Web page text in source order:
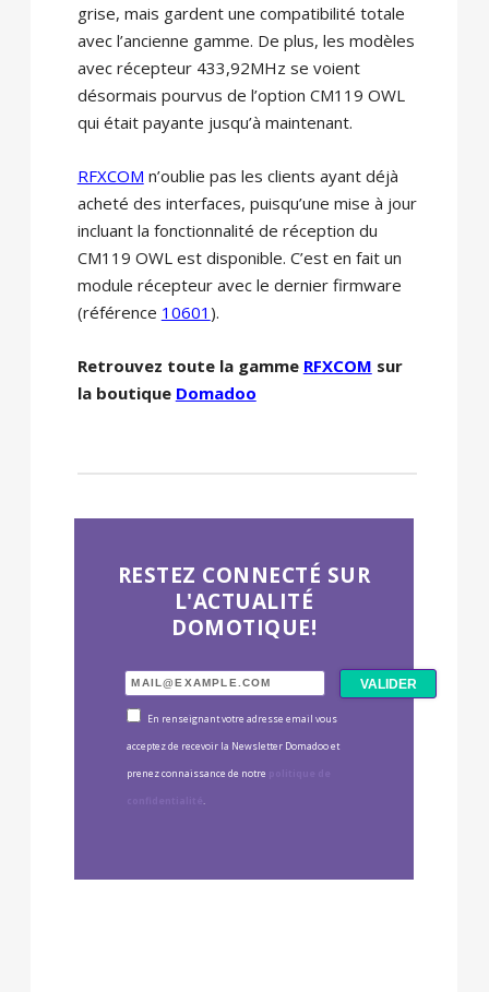
grise, mais gardent une compatibilité totale
avec l’ancienne gamme. De plus, les modèles
avec récepteur 433,92MHz se voient
désormais pourvus de l’option CM119 OWL
qui était payante jusqu’à maintenant.
RFXCOM n’oublie pas les clients ayant déjà
acheté des interfaces, puisqu’une mise à jour
incluant la fonctionnalité de réception du
CM119 OWL est disponible. C’est en fait un
module récepteur avec le dernier firmware
(référence 10601 ).
Retrouvez toute la gamme RFXCOM sur
la boutique Domadoo
RESTEZ CONNECTÉ SUR
L'ACTUALITÉ
DOMOTIQUE!
En renseignant votre adresse email vous
acceptez de recevoir la Newsletter Domadoo et
prenez connaissance de notre
.